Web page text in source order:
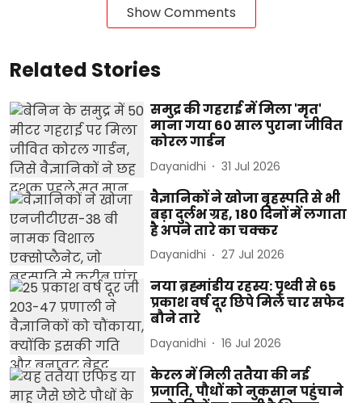
Show Comments
Related Stories
समुद्र की गहराई में मिला 'मृत'
माना गया 60 साल पुराना जीवित
कोरल गार्डन
Dayanidhi 31 Jul 2026
वैज्ञानिकों ने खोजा बृहस्पति से भी
बड़ा दुर्लभ ग्रह, 180 दिनों में लगाता
है अपने तारे का चक्कर
Dayanidhi 27 Jul 2026
नया ब्रह्मांडीय रहस्य: पृथ्वी से 65
प्रकाश वर्ष दूर छिपे मिले चार सफेद
बौने तारे
Dayanidhi 16 Jul 2026
केरल में मिली ततैया की नई
प्रजाति, पौधों को नुकसान पहुंचाने